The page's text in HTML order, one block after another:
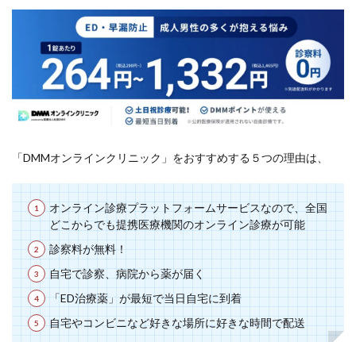
「DMMオンラインクリニック」をおすすめする５つの理由は、
オンライン診療プラットフォームサービスなので、全国
どこからでも提携医療機関のオンライン診療が可能
診察料が無料！
自宅で診察、病院から薬が届く
「ED治療薬」が最短で当日自宅に到着
自宅やコンビニなど好きな場所に好きな時間で配送